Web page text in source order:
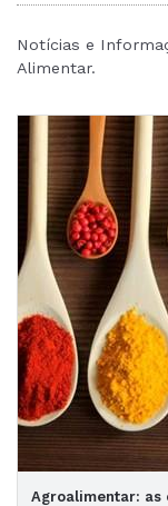
Notícias e
Alimentar.
Agroalimentar: as